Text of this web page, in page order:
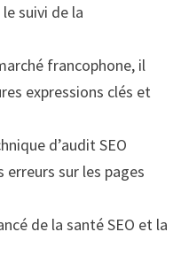
suivi de la
francophone, il
expressions clés et
d’audit SEO
sur les pages
de la santé SEO et la